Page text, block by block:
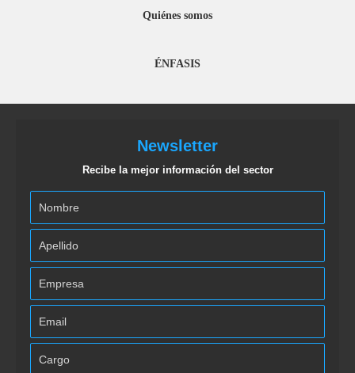
Quiénes somos
ÉNFASIS
Newsletter
Recibe la mejor información del sector